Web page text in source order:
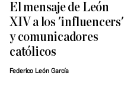
El mensaje de León
XIV a los 'influencers'
y comunicadores
católicos
Federico León García